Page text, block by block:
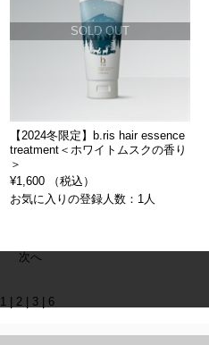
SOLD OUT
【2024冬限定】b.ris hair essence
treatment＜ホワイトムスクの香り
＞
¥1,600 （税込）
お気に入りの登録人数：1人
次へ
1 2 3 6